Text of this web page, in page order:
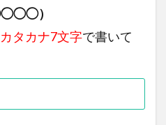
）
カタカナ7文字で書いて